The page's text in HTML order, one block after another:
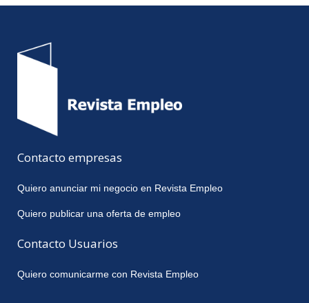
Contacto empresas
Quiero anunciar mi negocio en Revista Empleo
Quiero publicar una oferta de empleo
Contacto Usuarios
Quiero comunicarme con Revista Empleo